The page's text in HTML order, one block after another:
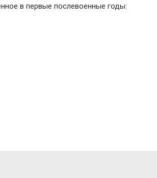
в первые послевоенные годы: